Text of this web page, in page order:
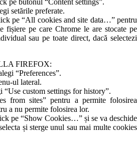
setările preferate.
pe “All cookies and site data…” pentru
fișiere pe care Chrome le are stocate pe
sau pe toate direct, dacă selectezi
FIREFOX:
“Preferences”.
ul lateral.
custom settings for history”.
from sites” pentru a permite folosirea
a nu permite folosirea lor.
pe “Show Cookies…” și se va deschide
și sterge unul sau mai multe cookies